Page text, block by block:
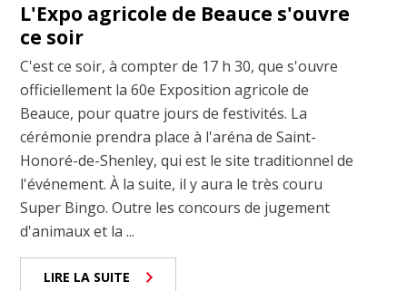
L'Expo agricole de Beauce s'ouvre
ce soir
C'est ce soir, à compter de 17 h 30, que s'ouvre
officiellement la 60e Exposition agricole de
Beauce, pour quatre jours de festivités. La
cérémonie prendra place à l'aréna de Saint-
Honoré-de-Shenley, qui est le site traditionnel de
l'événement. À la suite, il y aura le très couru
Super Bingo. Outre les concours de jugement
d'animaux et la ...
LIRE LA SUITE